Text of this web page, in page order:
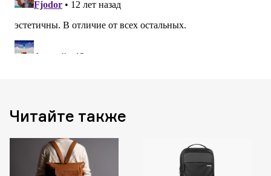
Читайте также